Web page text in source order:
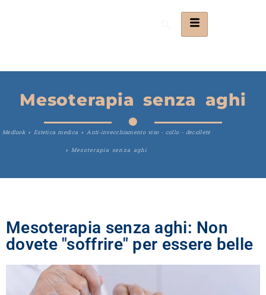
Mesoterapia senza aghi
Medlook» Estetica medica » Anti-invecchiamento viso - collo - decolleté
» Mesoterapia senza aghi
Mesoterapia senza aghi: Non
dovete "soffrire" per essere belle